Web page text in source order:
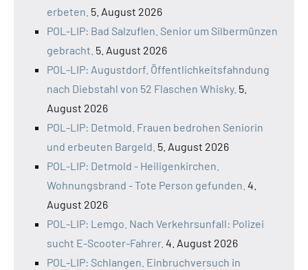
erbeten. 5. August 2026
POL-LIP: Bad Salzuflen. Senior um Silbermünzen
gebracht. 5. August 2026
POL-LIP: Augustdorf. Öffentlichkeitsfahndung
nach Diebstahl von 52 Flaschen Whisky. 5.
August 2026
POL-LIP: Detmold. Frauen bedrohen Seniorin
und erbeuten Bargeld. 5. August 2026
POL-LIP: Detmold - Heiligenkirchen.
Wohnungsbrand - Tote Person gefunden. 4.
August 2026
POL-LIP: Lemgo. Nach Verkehrsunfall: Polizei
sucht E-Scooter-Fahrer. 4. August 2026
POL-LIP: Schlangen. Einbruchversuch in